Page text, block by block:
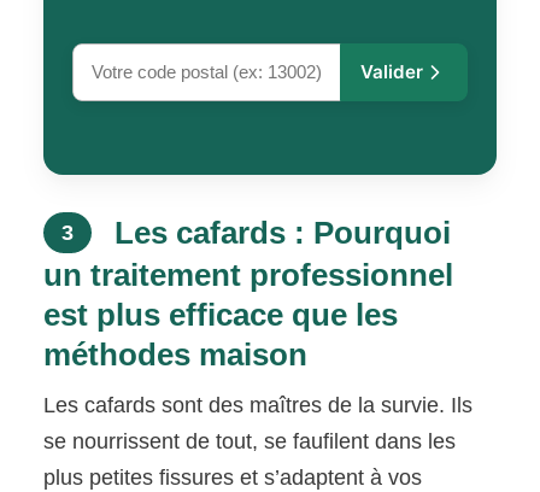
Valider
3
Les cafards : Pourquoi
un traitement professionnel
est plus efficace que les
méthodes maison
Les cafards sont des maîtres de la survie. Ils
se nourrissent de tout, se faufilent dans les
plus petites fissures et s’adaptent à vos